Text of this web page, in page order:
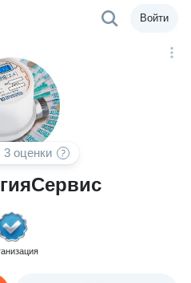
Войти
3 оценки